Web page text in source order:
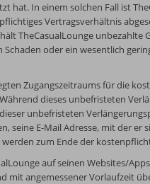
hat. In einem solchen Fall ist
Vertragsverhältnis
TheCasualLounge
Schaden oder ein wesentlich
Zugangszeitraums für die
dieses unbefristeten
unbefristeten
seine E-Mail Adresse, mit der
zum Ende der
auf seinen Websites/
mit angemessener Vorlaufzeit